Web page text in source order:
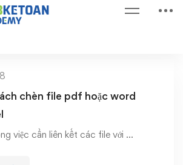
chèn file pdf hoặc word
việc cần liên kết các file với …